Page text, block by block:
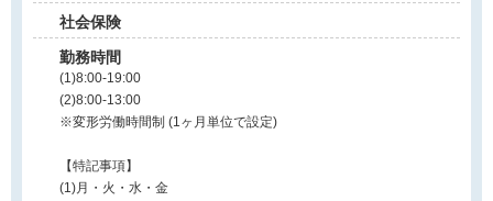
社会保険
勤務時間
(1)8:00-19:00
(2)8:00-13:00
※変形労働時間制 (1ヶ月単位で設定)
【特記事項】
(1)月・火・水・金